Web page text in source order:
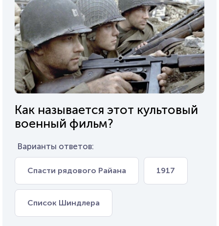
Как называется этот культовый
военный фильм?
Варианты ответов:
Спасти рядового Райана 1917
Список Шиндлера